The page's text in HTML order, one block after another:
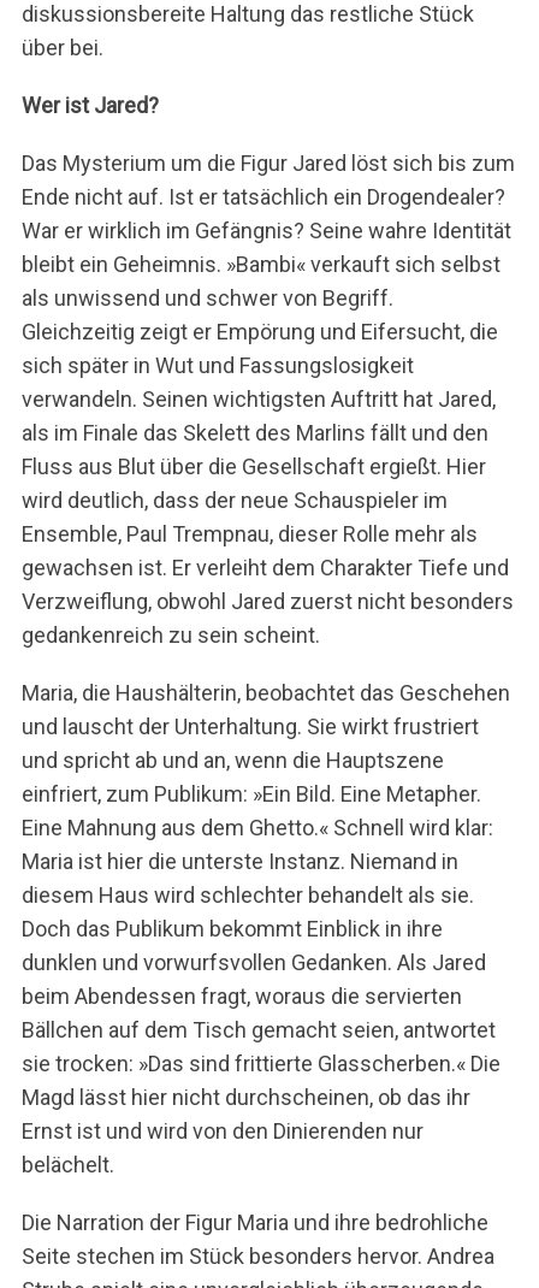
diskussionsbereite Haltung das restliche Stück
über bei.
Wer ist Jared?
Das Mysterium um die Figur Jared löst sich bis zum
Ende nicht auf. Ist er tatsächlich ein Drogendealer?
War er wirklich im Gefängnis? Seine wahre Identität
bleibt ein Geheimnis. »Bambi« verkauft sich selbst
als unwissend und schwer von Begriff.
Gleichzeitig zeigt er Empörung und Eifersucht, die
sich später in Wut und Fassungslosigkeit
verwandeln. Seinen wichtigsten Auftritt hat Jared,
als im Finale das Skelett des Marlins fällt und den
Fluss aus Blut über die Gesellschaft ergießt. Hier
wird deutlich, dass der neue Schauspieler im
Ensemble, Paul Trempnau, dieser Rolle mehr als
gewachsen ist. Er verleiht dem Charakter Tiefe und
Verzweiflung, obwohl Jared zuerst nicht besonders
gedankenreich zu sein scheint.
Maria, die Haushälterin, beobachtet das Geschehen
und lauscht der Unterhaltung. Sie wirkt frustriert
und spricht ab und an, wenn die Hauptszene
einfriert, zum Publikum: »Ein Bild. Eine Metapher.
Eine Mahnung aus dem Ghetto.« Schnell wird klar:
Maria ist hier die unterste Instanz. Niemand in
diesem Haus wird schlechter behandelt als sie.
Doch das Publikum bekommt Einblick in ihre
dunklen und vorwurfsvollen Gedanken. Als Jared
beim Abendessen fragt, woraus die servierten
Bällchen auf dem Tisch gemacht seien, antwortet
sie trocken: »Das sind frittierte Glasscherben.« Die
Magd lässt hier nicht durchscheinen, ob das ihr
Ernst ist und wird von den Dinierenden nur
belächelt.
Die Narration der Figur Maria und ihre bedrohliche
Seite stechen im Stück besonders hervor. Andrea
S
u
c
h
n
n
a
c
: